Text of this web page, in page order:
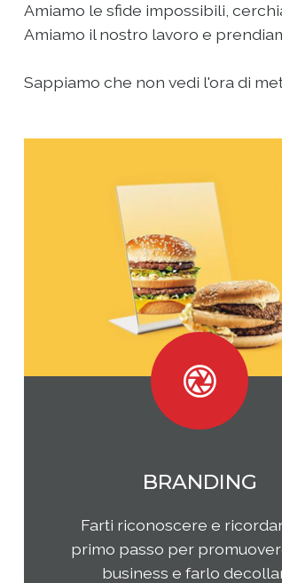
Amiamo le sfide impossibili,
Amiamo il nostro lavoro e
Sappiamo che non vedi l'ora di
MARKETING
Qual è il tuo rapporto con i
come questi ultimi
tua impresa e i tuoi